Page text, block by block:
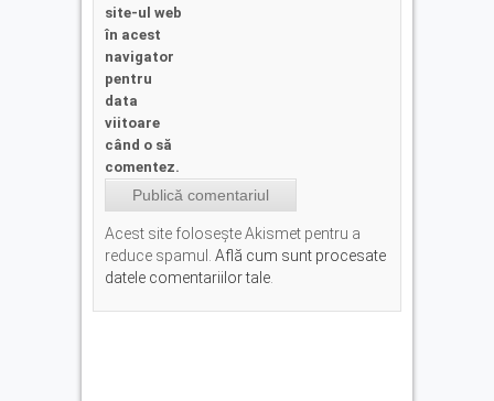
site-ul web
în acest
navigator
pentru
data
viitoare
când o să
comentez.
Acest site folosește Akismet pentru a
reduce spamul. Află cum sunt procesate
datele comentariilor tale